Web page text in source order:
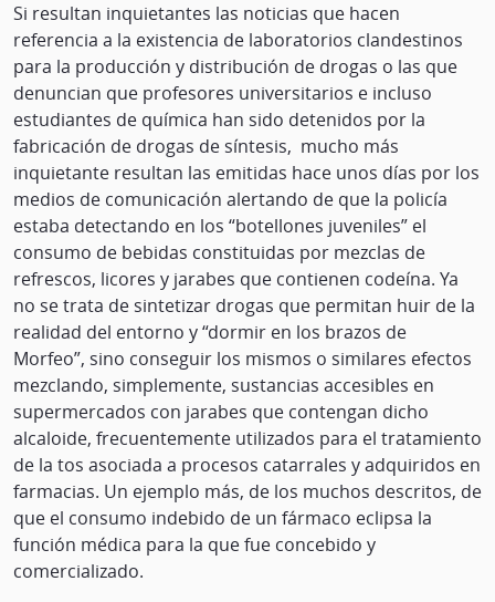
Si resultan inquietantes las noticias que hacen
referencia a la existencia de laboratorios clandestinos
para la producción y distribución de drogas o las que
denuncian que profesores universitarios e incluso
estudiantes de química han sido detenidos por la
fabricación de drogas de síntesis, mucho más
inquietante resultan las emitidas hace unos días por los
medios de comunicación alertando de que la policía
estaba detectando en los “botellones juveniles” el
consumo de bebidas constituidas por mezclas de
refrescos, licores y jarabes que contienen codeína. Ya
no se trata de sintetizar drogas que permitan huir de la
realidad del entorno y “dormir en los brazos de
Morfeo”, sino conseguir los mismos o similares efectos
mezclando, simplemente, sustancias accesibles en
supermercados con jarabes que contengan dicho
alcaloide, frecuentemente utilizados para el tratamiento
de la tos asociada a procesos catarrales y adquiridos en
farmacias. Un ejemplo más, de los muchos descritos, de
que el consumo indebido de un fármaco eclipsa la
función médica para la que fue concebido y
comercializado.